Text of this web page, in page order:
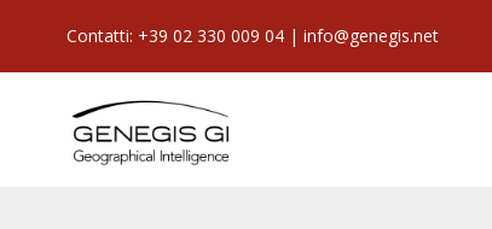
Contatti: +39 02 330 009 04 | info@genegis.net